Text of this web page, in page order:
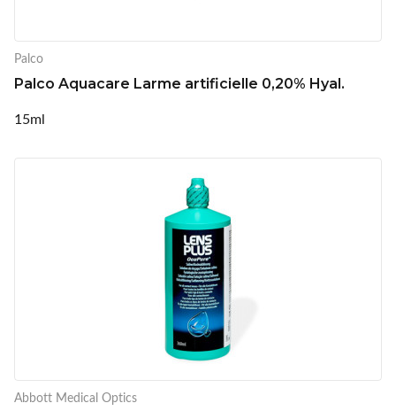
Palco
Palco Aquacare Larme artificielle 0,20% Hyal.
15ml
Abbott Medical Optics